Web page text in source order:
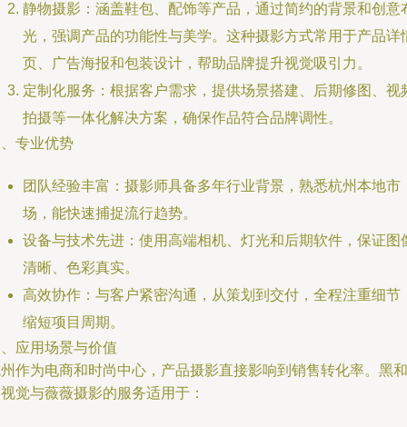
静物摄影：涵盖鞋包、配饰等产品，通过简约的背景和创意
光，强调产品的功能性与美学。这种摄影方式常用于产品详
页、广告海报和包装设计，帮助品牌提升视觉吸引力。
定制化服务：根据客户需求，提供场景搭建、后期修图、视
拍摄等一体化解决方案，确保作品符合品牌调性。
专业优势
团队经验丰富：摄影师具备多年行业背景，熟悉杭州本地市
场，能快速捕捉流行趋势。
设备与技术先进：使用高端相机、灯光和后期软件，保证图
清晰、色彩真实。
高效协作：与客户紧密沟通，从策划到交付，全程注重细节
缩短项目周期。
应用场景与价值
作为电商和时尚中心，产品摄影直接影响到销售转化率。黑和
觉与薇薇摄影的服务适用于：